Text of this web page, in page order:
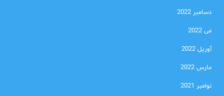
دسامبر 2022
می 2022
آوریل 2022
مارس 2022
نوامبر 2021